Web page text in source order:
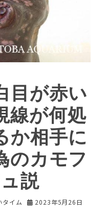
目が赤い
線が何処
か相手に
のカモフ
説
タイム
2023年5月26日